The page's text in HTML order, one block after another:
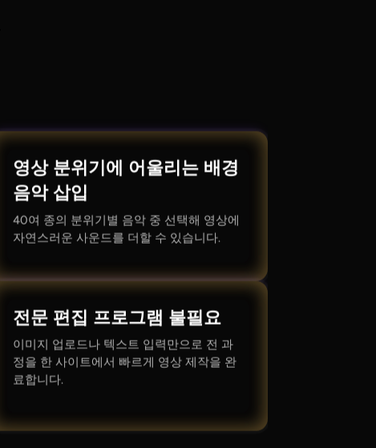
영상 분위기에 어울리는 배경
음악 삽입
40여 종의 분위기별 음악 중 선택해 영상에
자연스러운 사운드를 더할 수 있습니다.
전문 편집 프로그램 불필요
이미지 업로드나 텍스트 입력만으로 전 과
정을 한 사이트에서 빠르게 영상 제작을 완
료합니다.